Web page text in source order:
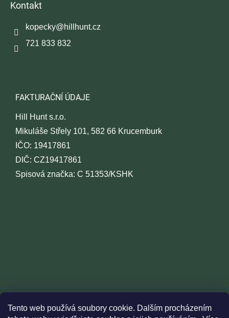
Tento web používá soubory cookie. Dalším procházením
Kontakt
kopecky@hillhunt.cz
721 833 832
FAKTURAČNÍ ÚDAJE
Hill Hunt s.r.o.
Mikuláše Střely 101, 582 66 Krucemburk
IČO: 19417861
DIČ: CZ19417861
Spisová značka: C 51353/KSHK